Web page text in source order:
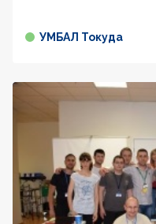
УМБАЛ Токуда